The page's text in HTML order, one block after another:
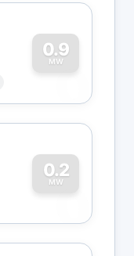
0.9
MW
0
0.2
MW
0